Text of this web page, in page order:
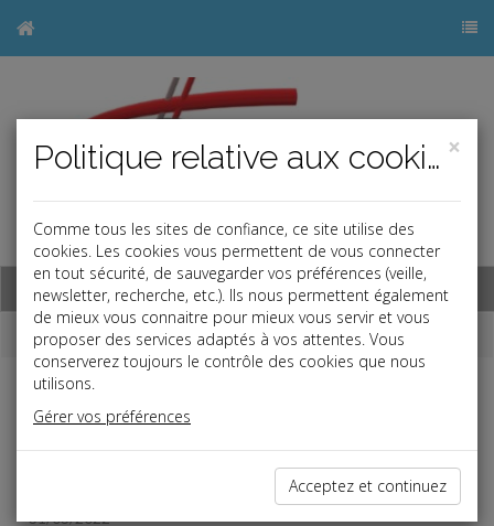
Base documentaire
Dépêches
Liste des dernières dépêches
31/03/2022
×
Politique relative aux cookies
Comme tous les sites de confiance, ce site utilise des
cookies. Les cookies vous permettent de vous connecter
en tout sécurité, de sauvegarder vos préférences (veille,
newsletter, recherche, etc.). Ils nous permettent également
de mieux vous connaitre pour mieux vous servir et vous
proposer des services adaptés à vos attentes. Vous
conserverez toujours le contrôle des cookies que nous
utilisons.
Gérer vos préférences
Acceptez et continuez